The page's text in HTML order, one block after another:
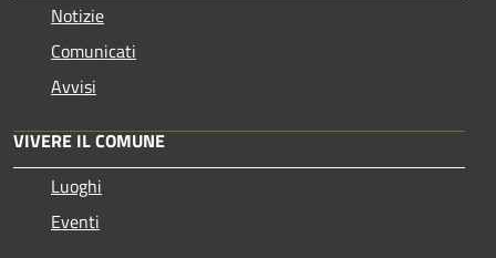
Notizie
Comunicati
Avvisi
VIVERE IL COMUNE
Luoghi
Eventi